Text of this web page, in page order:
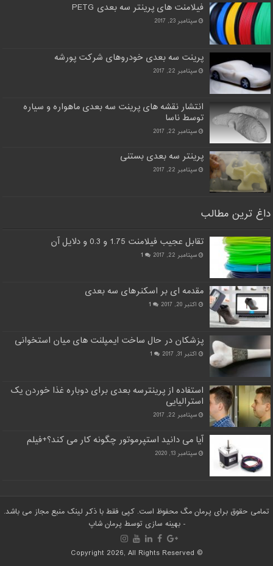
فیلامنت های پرینتر سه بعدی PETG
سپتامبر 23, 2017
پرینت سه بعدی خودروهای شرکت پورشه
سپتامبر 22, 2017
انتشار نقشه های پرینت سه بعدی ماهواره و سیاره
توسط ناسا
سپتامبر 22, 2017
پرینتر سه بعدی بستنی
سپتامبر 22, 2017
داغ ترین مطالب
تقابل عجیب فیلامنت 1.75 و 0.3 و دلایل آن
سپتامبر 22, 2017 1
مقدمه ای بر اسکنرهای سه بعدی
اکتبر 20, 2017 1
پزشکان در حال ساخت ایمپلنت های میان استخوانی
اکتبر 31, 2017 1
استفاده از پرینترسه بعدی برای دوباره غذا خوردن یک
استرالیایی
سپتامبر 22, 2017
آیا می دانید استپرموتور چگونه کار می کند؟+فیلم
سپتامبر 13, 2020
تمامی حقوق برای پرمان مگ محفوظ است. کپی فقط با ذکر لینک منبع مجاز می باشد.
- بهینه سازی توسط پرمان شاپ
© Copyright 2026, All Rights Reserved